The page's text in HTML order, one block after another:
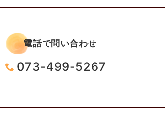
電話で問い合わせ
073-499-5267